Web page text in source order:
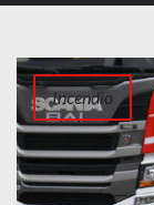
Incendio